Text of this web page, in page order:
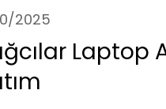
2025
Laptop